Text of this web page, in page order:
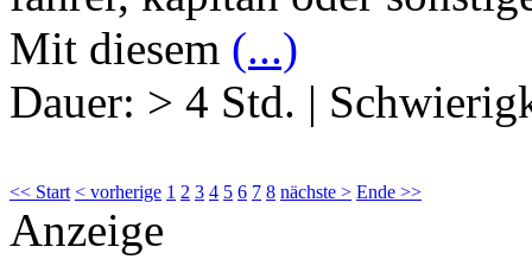
Mit diesem (...)
Dauer: > 4 Std. |
<< Start < vorherige 1 2 3 4 5 6 7 8 nächste > Ende >>
Anzeige